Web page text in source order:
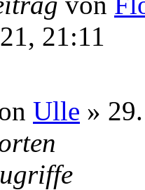
21:11
Ulle »